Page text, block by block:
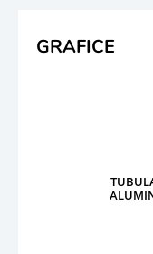
GRAFICE